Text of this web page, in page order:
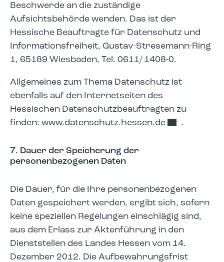
Beschwerde an die zuständige
Aufsichtsbehörde wenden. Das ist der
Hessische Beauftragte für Datenschutz und
Informationsfreiheit, Gustav-Stresemann-Ring
1, 65189 Wiesbaden, Tel. 0611/ 1408-0.
Allgemeines zum Thema Datenschutz ist
ebenfalls auf den Internetseiten des
Hessischen Datenschutzbeauftragten zu
finden: www.datenschutz.hessen.de .
7. Dauer der Speicherung der
personenbezogenen Daten
Die Dauer, für die Ihre personenbezogenen
Daten gespeichert werden, ergibt sich, sofern
keine speziellen Regelungen einschlägig sind,
aus dem Erlass zur Aktenführung in den
Dienststellen des Landes Hessen vom 14.
Dezember 2012. Die Aufbewahrungsfrist